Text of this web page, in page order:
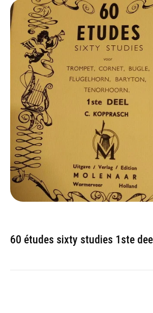
60 études sixty studies 1ste deel